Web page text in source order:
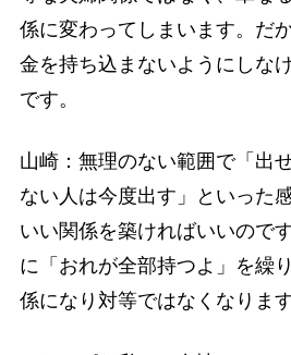
係に変わってしまいます。だ
金を持ち込まないようにしな
です。
山崎：無理のない範囲で「出
ない人は今度出す」といった
いい関係を築ければいいの
に「おれが全部持つよ」を繰
係になり対等ではなくなります